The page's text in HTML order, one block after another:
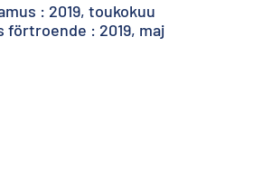
: 2019, toukokuu
förtroende : 2019, maj